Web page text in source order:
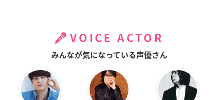
VOICE ACTOR
みんなが気になっている声優さん